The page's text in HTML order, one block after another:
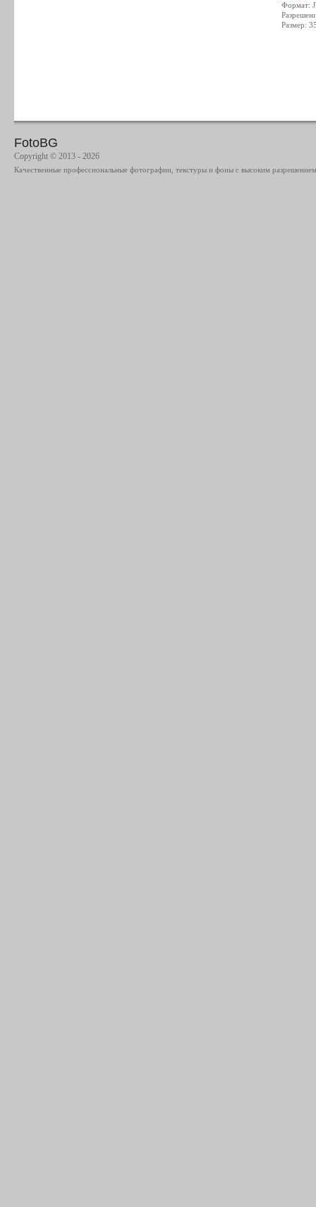
Формат:
Размер:
FotoBG
Copyright © 2013 - 2026
Качественные профессиональные фотографии, текстуры и фоны с высоким разрешением